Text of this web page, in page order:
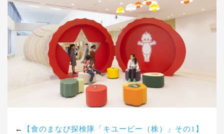
←
【食のまなび探検隊「キユーピー（株）」その1】